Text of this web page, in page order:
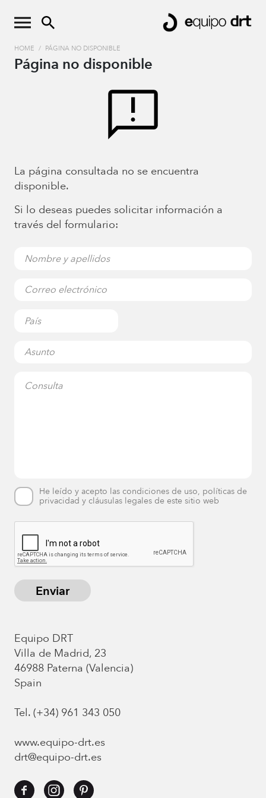
HOME / PÁGINA NO DISPONIBLE
Página no disponible
La página consultada no se encuentra
disponible.
Si lo deseas puedes solicitar información a
través del formulario:
He leído y acepto las condiciones de uso, políticas de
privacidad y cláusulas legales de este sitio web
Enviar
Equipo DRT
Villa de Madrid, 23
46988 Paterna (Valencia)
Spain
Tel. (+34) 961 343 050
www.equipo-drt.es
drt@equipo-drt.es